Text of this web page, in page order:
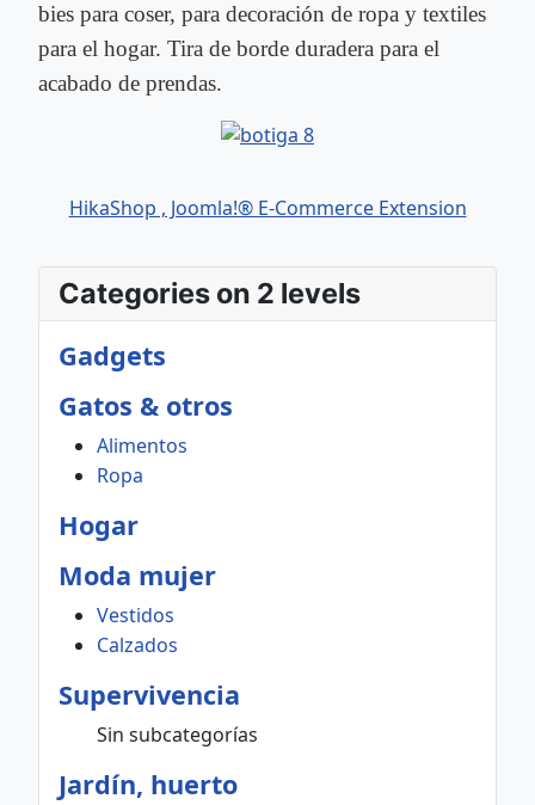
bies para coser, para decoración de ropa y textiles
para el hogar. Tira de borde duradera para el
acabado de prendas.
HikaShop , Joomla!® E-Commerce Extension
Categories on 2 levels
Gadgets
Gatos & otros
Alimentos
Ropa
Hogar
Moda mujer
Vestidos
Calzados
Supervivencia
Sin subcategorías
Jardín, huerto